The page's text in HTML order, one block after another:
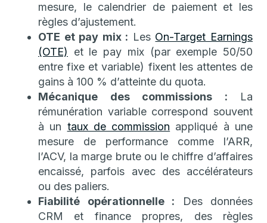
mesure, le calendrier de paiement et les
règles d’ajustement.
OTE et pay mix : Les On-Target Earnings
(OTE) et le pay mix (par exemple 50/50
entre fixe et variable) fixent les attentes de
gains à 100 % d’atteinte du quota.
Mécanique des commissions : La
rémunération variable correspond souvent
à un taux de commission appliqué à une
mesure de performance comme l’ARR,
l’ACV, la marge brute ou le chiffre d’affaires
encaissé, parfois avec des accélérateurs
ou des paliers.
Fiabilité opérationnelle : Des données
CRM et finance propres, des règles